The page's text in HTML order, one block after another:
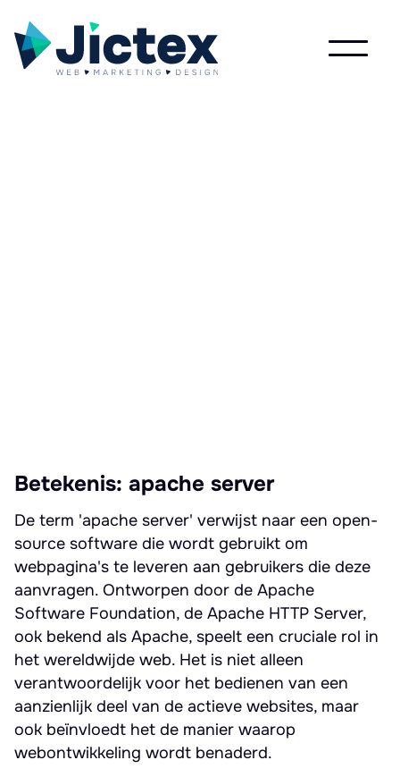
Betekenis: apache server
De term 'apache server' verwijst naar een open-
source software die wordt gebruikt om
webpagina's te leveren aan gebruikers die deze
aanvragen. Ontworpen door de Apache
Software Foundation, de Apache HTTP Server,
ook bekend als Apache, speelt een cruciale rol in
het wereldwijde web. Het is niet alleen
verantwoordelijk voor het bedienen van een
aanzienlijk deel van de actieve websites, maar
ook beïnvloedt het de manier waarop
webontwikkeling wordt benaderd.